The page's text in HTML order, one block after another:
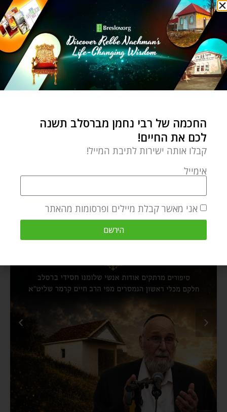
החכמה של רבי נחמן מברסלב תשנה
לכם את החיים!
קבלו אותה ישירות לתיבת המייל!
אימייל
אני מאשר קבלת מיילים ופרסומות מהאתר
הירשם